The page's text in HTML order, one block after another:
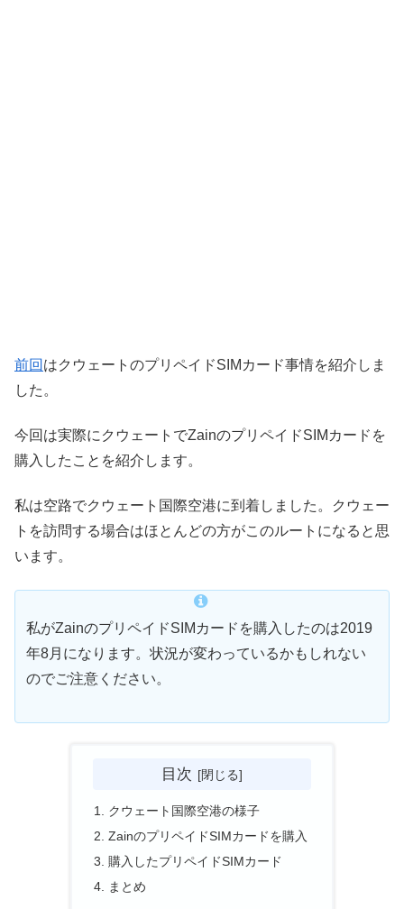
前回 はクウェートのプリペイドSIMカード事情を紹介しま
した。
今回は実際にクウェートでZainのプリペイドSIMカードを
購入したことを紹介します。
私は空路でクウェート国際空港に到着しました。クウェー
トを訪問する場合はほとんどの方がこのルートになると思
います。
私がZainのプリペイドSIMカードを購入したのは2019
年8月になります。状況が変わっているかもしれない
のでご注意ください。
目次
クウェート国際空港の様子
ZainのプリペイドSIMカードを購入
購入したプリペイドSIMカード
まとめ